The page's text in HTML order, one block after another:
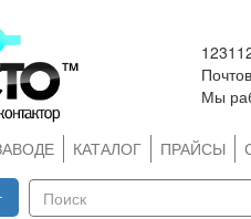
Мы
КАТАЛОГ ПРАЙСЫ